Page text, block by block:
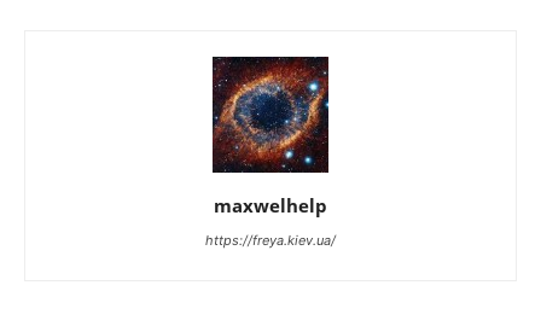
maxwelhelp
https://freya.kiev.ua/